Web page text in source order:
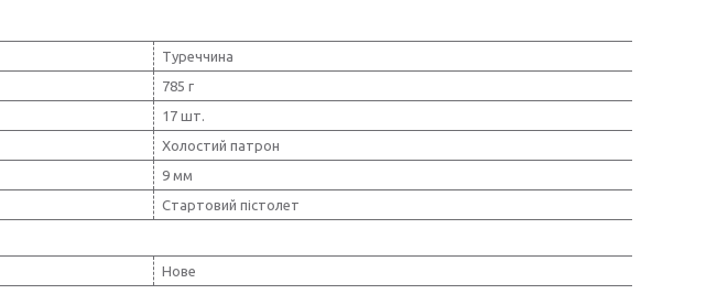
Туреччина
785 г
17 шт.
Холостий патрон
9 мм
Стартовий пістолет
Нове